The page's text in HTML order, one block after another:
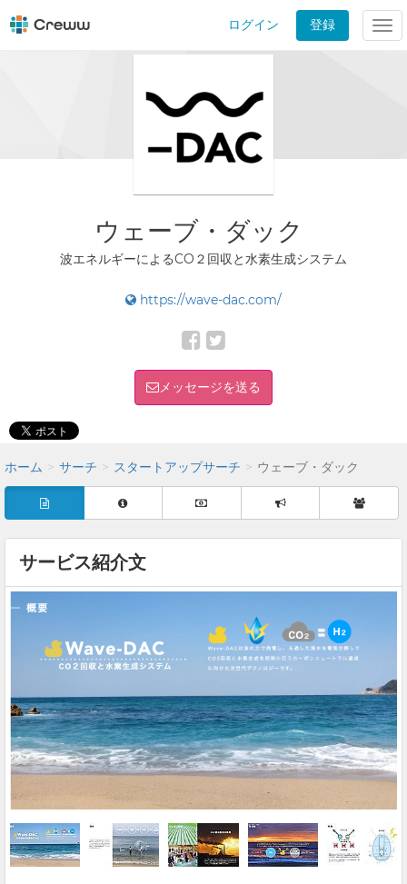
ログイン 登録
ウェーブ・ダック
波エネルギーによるCO２回収と水素生成システム
https://wave-dac.com/
メッセージを送る
ホーム サーチ スタートアップサーチ ウェーブ・ダック
サービス紹介文